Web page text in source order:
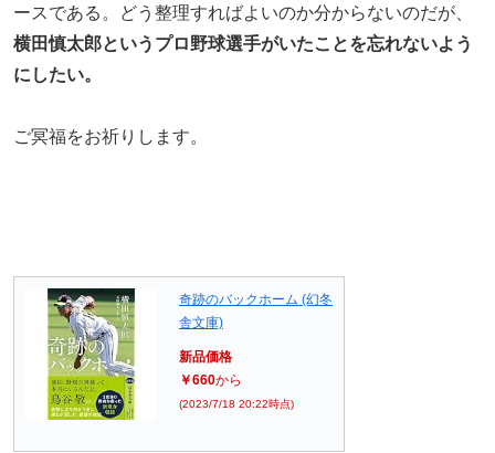
ースである。どう整理すればよいのか分からないのだが、
横田慎太郎というプロ野球選手がいたことを忘れないよう
にしたい。
ご冥福をお祈りします。
奇跡のバックホーム (幻冬
舎文庫)
新品価格
￥660から
(2023/7/18 20:22時点)